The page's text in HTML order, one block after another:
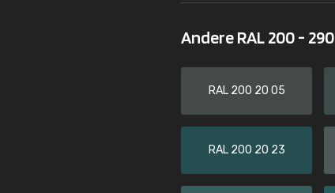
Andere RAL 200 - 290
RAL 200 20 05
RAL 200 20 23